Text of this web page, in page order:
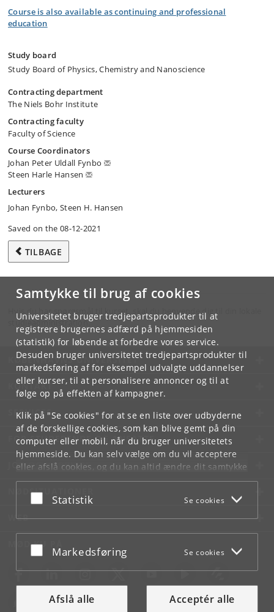
Samtykke til brug af cookies
Universitetet bruger tredjepartsprodukter til at
registrere brugernes adfærd på hjemmesiden
(statistik) for løbende at forbedre vores service.
Desuden bruger universitetet tredjepartsprodukter til
markedsføring af for eksempel udvalgte uddannelser
eller kurser, til at personalisere annoncer og til at
følge op på effekten af kampagner.
Klik på "Se cookies" for at se en liste over udbyderne
af de forskellige cookies, som kan blive gemt på din
computer eller mobil, når du bruger universitetets
hjemmeside. Du kan selv vælge om du vil acceptere
eller afslå cookies, og du kan altid ændre dit samtykke
underCookie- og privatlivspolitiksom du finder i
bunden af hver side.
Acceptér eller afslå
Statistik Se cookies
Acceptér eller afslå
Markedsføring Se cookies
Afslå alle Acceptér alle
Course is also available as continuing and professional
education
Study board
Study Board of Physics, Chemistry and Nanoscience
Contracting department
The Niels Bohr Institute
Contracting faculty
Faculty of Science
Course Coordinators
Johan Peter Uldall Fynbo
Steen Harle Hansen
Lecturers
Johan Fynbo, Steen H. Hansen
Saved on the 08-12-2021
TILBAGE
Hvis du har spørgsmål til kurset, skal du henvende dig til din lokale
studieadministration.
KØBENHAVNS UNIVERSITET
KONTAKT
SERVICES
FOR STUDERENDE OG ANSATTE
JOB OG KARRIERE
NØDSITUATIONER
WEB
MØD KU PÅ